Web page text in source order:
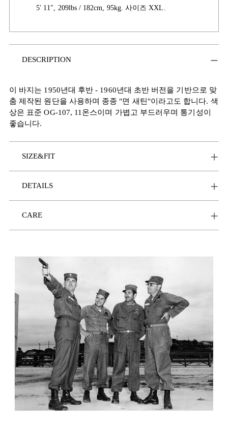
5' 11", 209lbs / 182cm, 95kg. 사이즈 XXL.
에
제
품
추
DESCRIPTION
이 바지는 1950년대 후반 - 1960년대 초반 버전을 기반으로 맞
춤 제작된 원단을 사용하며 종종 "면 새틴"이라고도 합니다. 색
상은 표준 OG-107, 11온스이며 가볍고 부드러우며 통기성이
좋습니다.
SIZE&FIT
DETAILS
CARE